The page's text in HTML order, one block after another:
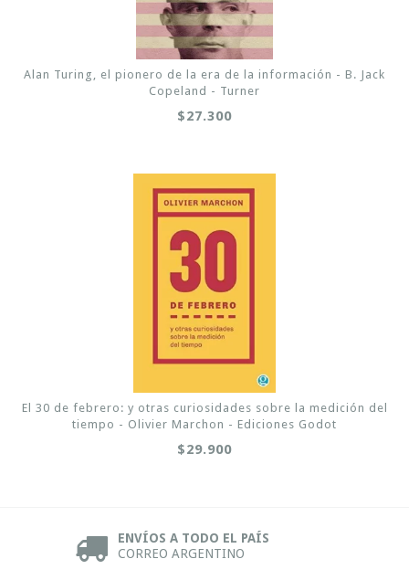
Alan Turing, el pionero de la era de la información - B. Jack
Copeland - Turner
$27.300
El 30 de febrero: y otras curiosidades sobre la medición del
tiempo - Olivier Marchon - Ediciones Godot
$29.900
ENVÍOS A TODO EL PAÍS
CORREO ARGENTINO